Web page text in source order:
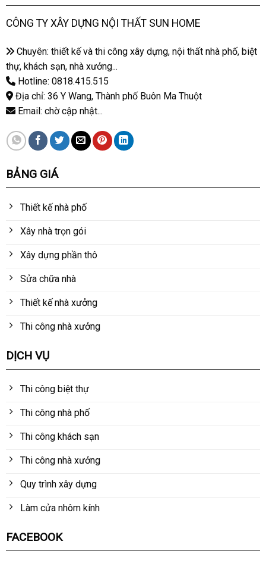
CÔNG TY XÂY DỰNG NỘI THẤT SUN HOME
Chuyên: thiết kế và thi công xây dựng, nội thất nhà phố, biệt
thự, khách sạn, nhà xưởng...
Hotline: 0818.415.515
Địa chỉ: 36 Y Wang, Thành phố Buôn Ma Thuột
Email: chờ cập nhật...
BẢNG GIÁ
Thiết kế nhà phố
Xây nhà trọn gói
Xây dựng phần thô
Sửa chữa nhà
Thiết kế nhà xưởng
Thi công nhà xưởng
DỊCH VỤ
Thi công biệt thự
Thi công nhà phố
Thi công khách sạn
Thi công nhà xưởng
Quy trình xây dựng
Làm cửa nhôm kính
FACEBOOK